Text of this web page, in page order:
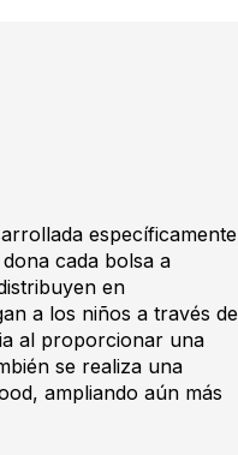
específicamente
cada bolsa a
en
a los niños a través de
al proporcionar una
se realiza una
ampliando aún más